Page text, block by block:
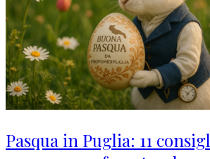
Pasqua in Puglia: 11